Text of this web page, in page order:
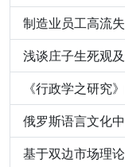
制造业员工高流
浅谈庄子生死观
《行政学之研究
俄罗斯语言文化
基于双边市场理